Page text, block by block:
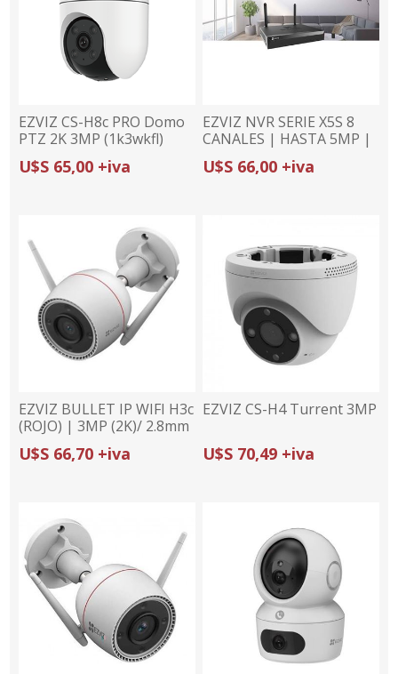
EZVIZ CS-H8c PRO Domo
PTZ 2K 3MP (1k3wkfl)
U$S 65,00 +iva
EZVIZ NVR SERIE X5S 8
CANALES | HASTA 5MP |
SOPORTE H.265 | HASTA
8TB
U$S 66,00 +iva
EZVIZ BULLET IP WIFI H3c
(ROJO) | 3MP (2K)/ 2.8mm
| COLOR NOCTURNO |
DEFENSA ACTIVA
U$S 66,70 +iva
EZVIZ CS-H4 Turrent 3MP
U$S 70,49 +iva